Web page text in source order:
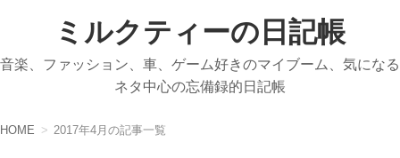
ミルクティーの日記帳
音楽、ファッション、車、ゲーム好きのマイブーム、気になる
ネタ中心の忘備録的日記帳
HOME 2017年4月の記事一覧